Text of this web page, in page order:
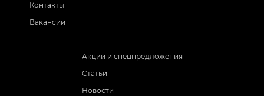
Контакты
Вакансии
Акции и спецпредложения
Статьи
Новости